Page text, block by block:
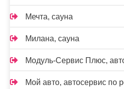
Мечта, сауна
Милана, сауна
Модуль-Сервис Плюс,
Мой авто, автосервис по